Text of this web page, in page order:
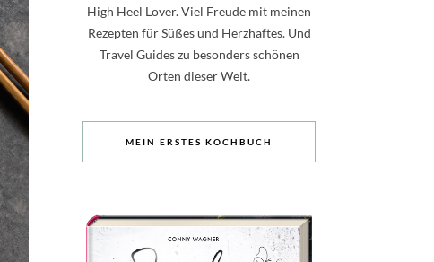
High Heel Lover. Viel Freude mit meinen
Rezepten für Süßes und Herzhaftes. Und
Travel Guides zu besonders schönen
Orten dieser Welt.
MEIN ERSTES KOCHBUCH